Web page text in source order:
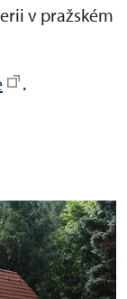
v pražském
.